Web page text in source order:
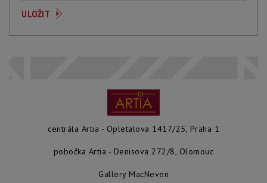
centrála Artia - Opletalova 1417/25, Praha 1
pobočka Artia - Denisova 272/8, Olomouc
Gallery MacNeven